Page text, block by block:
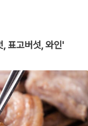
, 표고버섯, 와인'